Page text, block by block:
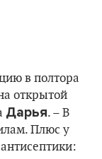
в полтора
открытой
Дарья. – В
Плюс у